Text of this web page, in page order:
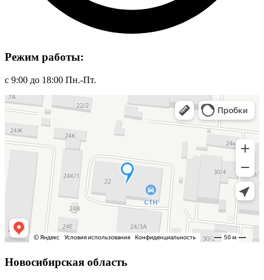
Режим работы:
с 9:00 до 18:00 Пн.-Пт.
Новосибирская область